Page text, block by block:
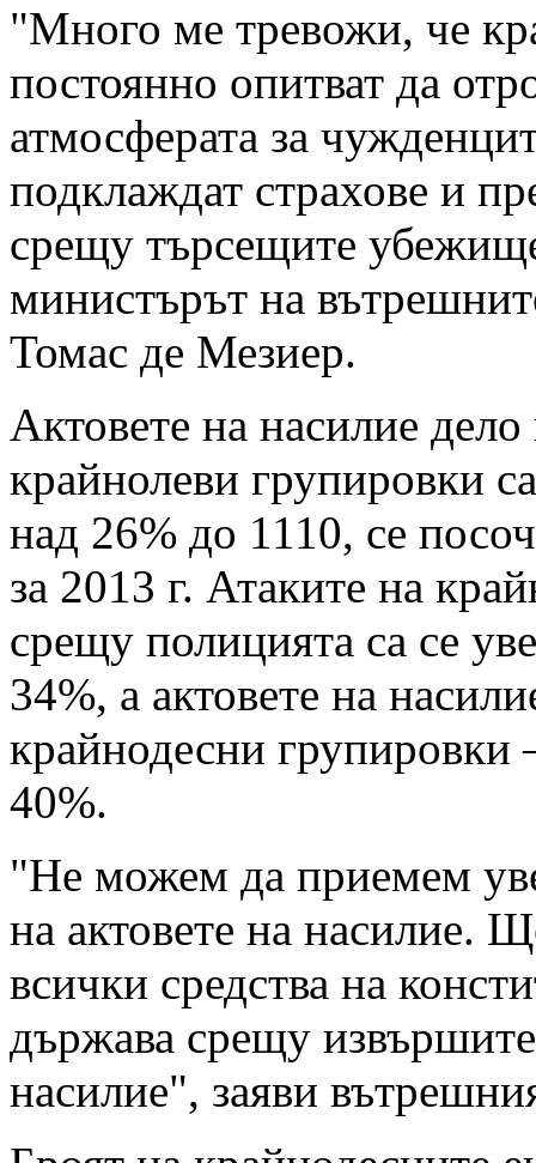
"Много ме тревожи, че
постоянно опитват да
атмосферата за
подклаждат страхове и
срещу търсещите
министърът на
Томас де Мезиер.
Актовете на насилие дело
крайнолеви групировки
над 26% до 1110, се
за 2013 г. Атаките на
срещу полицията са се
34%, а актовете на
крайнодесни групировки
40%.
"Не можем да приемем
на актовете на насилие.
всички средства на
държава срещу
насилие", заяви